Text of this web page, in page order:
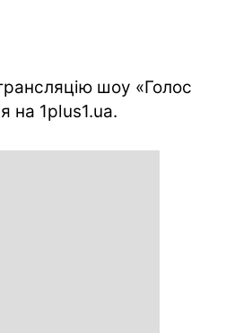
шоу «Голос
на 1plus1.ua.